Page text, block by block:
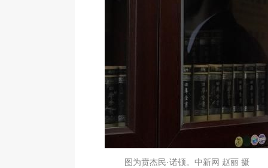
图为贲杰民·诺顿。中新网 赵丽 摄